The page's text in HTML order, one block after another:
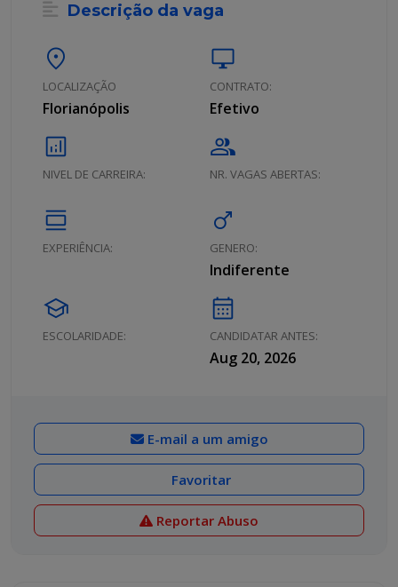
Descrição da vaga
location_on
LOCALIZAÇÃO
Florianópolis
desktop_windows
CONTRATO:
Efetivo
analytics
NIVEL DE CARREIRA:
group
NR. VAGAS ABERTAS:
calendar_view_day
EXPERIÊNCIA:
male
GENERO:
Indiferente
school
ESCOLARIDADE:
calendar_month
CANDIDATAR ANTES:
Aug 20, 2026
E-mail a um amigo
Favoritar
Reportar Abuso